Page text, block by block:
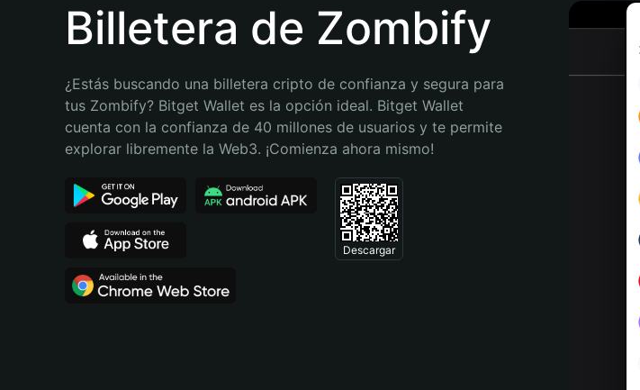
Bahasa Indonesia
Português (Brasil)
Billetera de Zombify
¿Estás buscando una billetera cripto de confianza y segura para
tus Zombify? Bitget Wallet es la opción ideal. Bitget Wallet
cuenta con la confianza de 40 millones de usuarios y te permite
explorar libremente la Web3. ¡Comienza ahora mismo!
Descargar